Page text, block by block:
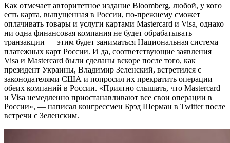
Как отмечает авторитетное издание Bloomberg, любой, у кого
есть карта, выпущенная в России, по-прежнему сможет
оплачивать товары и услуги картами Mastercard и Visa, однако
ни одна финансовая компания не будет обрабатывать
транзакции — этим будет заниматься Национальная система
платежных карт России. И да, соответствующие заявления
Visa и Mastercard были сделаны вскоре после того, как
президент Украины, Владимир Зеленский, встретился с
законодателями США и попросил их прекратить операции
обеих компаний в России. «Приятно слышать, что Mastercard
и Visa немедленно приостанавливают все свои операции в
России», — написал конгрессмен Брэд Шерман в Twitter после
встречи с Зеленским.